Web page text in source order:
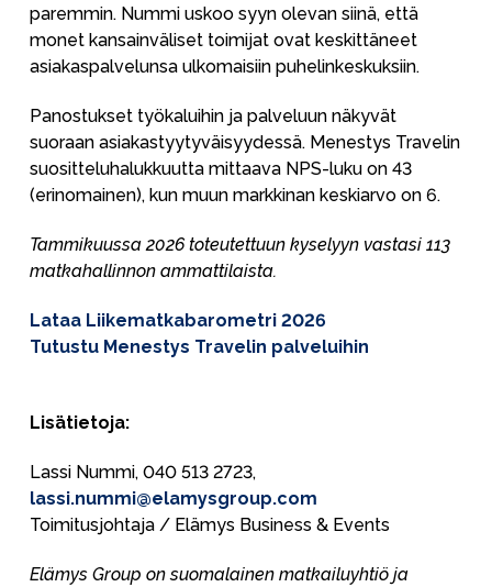
paremmin. Nummi uskoo syyn olevan siinä, että
monet kansainväliset toimijat ovat keskittäneet
asiakaspalvelunsa ulkomaisiin puhelinkeskuksiin.
Panostukset työkaluihin ja palveluun näkyvät
suoraan asiakastyytyväisyydessä. Menestys Travelin
suositteluhalukkuutta mittaava NPS-luku on 43
(erinomainen), kun muun markkinan keskiarvo on 6.
Tammikuussa 2026 toteutettuun kyselyyn vastasi 113
matkahallinnon ammattilaista.
Lataa Liikematkabarometri 2026
Tutustu Menestys Travelin palveluihin
Lisätietoja:
Lassi Nummi, 040 513 2723,
lassi.nummi@elamysgroup.com
Toimitusjohtaja / Elämys Business & Events
Elämys Group on suomalainen matkailuyhtiö ja